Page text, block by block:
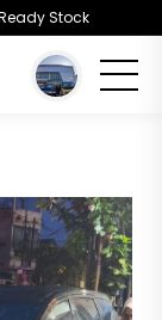
Stock
: 2